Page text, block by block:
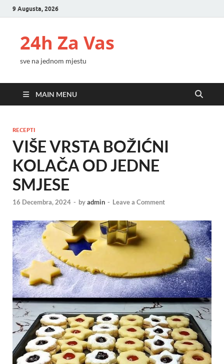
9 Augusta, 2026
24h Za Vas
sve na jednom mjestu
MAIN MENU
RECEPTI
VIŠE VRSTA BOŽIĆNI
KOLAČA OD JEDNE
SMJESE
16 Decembra, 2024 - byadmin - Leave a Comment